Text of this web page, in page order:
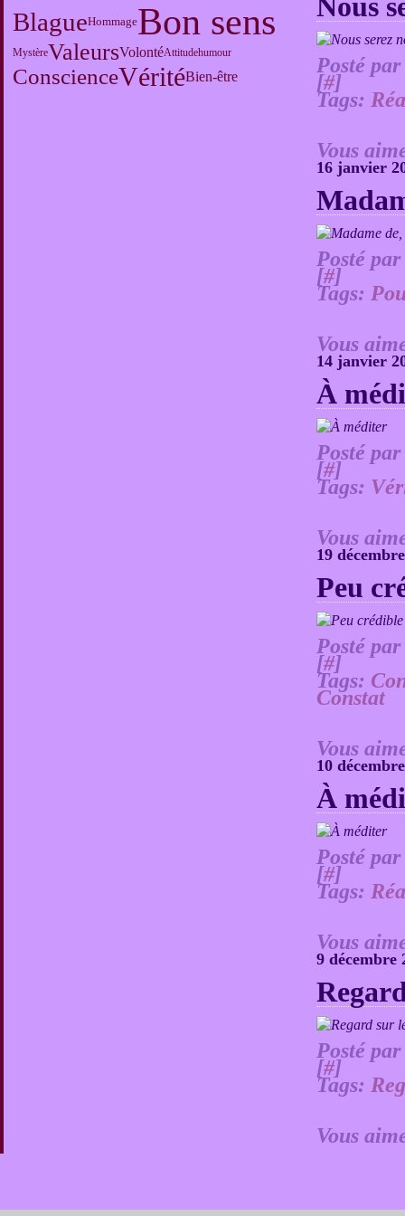
BlagueHommageBon sens
MystèreValeursVolontéAttitudehumour
ConscienceVéritéBien-être Posté
[#]
Tags:
Vous
16 janvier
Posté
[#]
Tags:
Vous
14 janvier
À
Posté
[#]
Tags:
Vous
19
Peu
Posté
[#]
Tags:
Constat
Vous
10
À
Posté
[#]
Tags:
Vous
9 décembre
Posté
[#]
Tags:
Vous